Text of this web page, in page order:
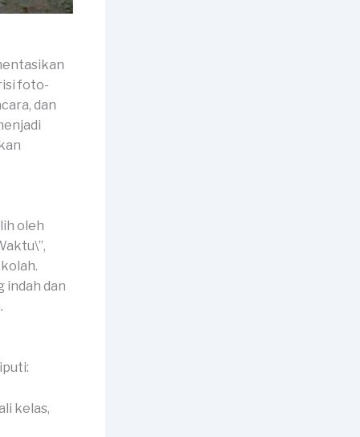
foto-
dan
oleh
indah dan
kelas,